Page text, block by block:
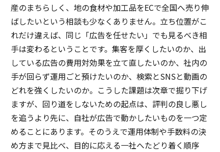
産のまちらしく、地の食材や加工品をECで全国へ売り伸
ばしたいという相談も少なくありません。立ち位置がこ
れだけ違えば、同じ「広告を任せたい」でも見るべき相
手は変わるということです。集客を厚くしたいのか、出
している広告の費用対効果を立て直したいのか、社内の
手が回らず運用ごと預けたいのか、検索とSNSと動画の
どれを強くしたいのか。こうした課題は次章で掘り下げ
ますが、回り道をしないための起点は、評判の良し悪し
を追うより先に、自社が広告で動かしたいものを一つ定
めることにあります。そのうえで運用体制や手数料の決
め方まで見比べ、目的に応える一社へたどり着く順序